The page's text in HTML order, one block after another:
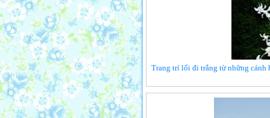
Trang trí lối đi trắng từ những cánh